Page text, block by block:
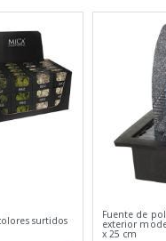
surtidos Fuente de
exterior
x 25 cm